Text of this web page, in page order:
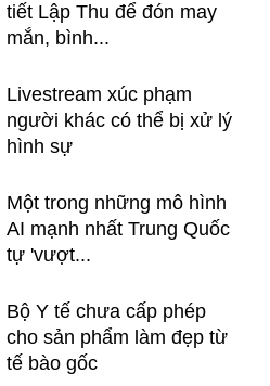
tiết Lập Thu để đón may
mắn, bình...
Livestream xúc phạm
người khác có thể bị xử lý
hình sự
Một trong những mô hình
AI mạnh nhất Trung Quốc
tự 'vượt...
Bộ Y tế chưa cấp phép
cho sản phẩm làm đẹp từ
tế bào gốc